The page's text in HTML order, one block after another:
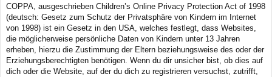
COPPA, ausgeschrieben Children’s Online Privacy Protection Act of 1998
(deutsch: Gesetz zum Schutz der Privatsphäre von Kindern im Internet
von 1998) ist ein Gesetz in den USA, welches festlegt, dass Websites,
die möglicherweise persönliche Daten von Kindern unter 13 Jahren
erheben, hierzu die Zustimmung der Eltern beziehungsweise des oder der
Erziehungsberechtigten benötigen. Wenn du dir unsicher bist, ob dies auf
dich oder die Website, auf der du dich zu registrieren versuchst, zutrifft,